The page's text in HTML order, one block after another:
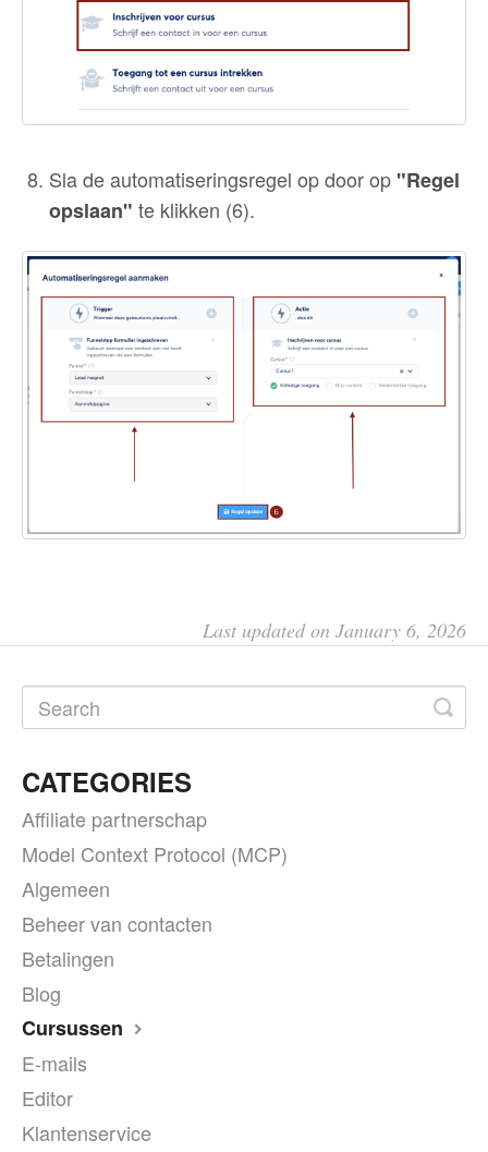
Sla de automatiseringsregel op door op "Regel
opslaan" te klikken (6).
Last updated on January 6, 2026
CATEGORIES
Affiliate partnerschap
Model Context Protocol (MCP)
Algemeen
Beheer van contacten
Betalingen
Blog
Cursussen
E-mails
Editor
Klantenservice